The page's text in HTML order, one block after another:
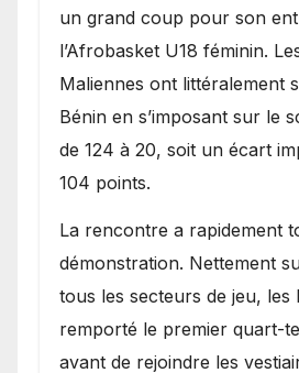
Bénin.
un grand coup pour son
l’Afrobasket U18 féminin.
Maliennes ont littéralement
Bénin en s’imposant sur le
de 124 à 20, soit un écart
104 points.
La rencontre a rapidement
démonstration. Nettement
tous les secteurs de jeu, les
remporté le premier quart-
avant de rejoindre les